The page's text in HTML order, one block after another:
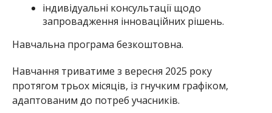
індивідуальні консультації щодо
запровадження інноваційних рішень.
Навчальна програма безкоштовна.
Навчання триватиме з вересня 2025 року
протягом трьох місяців, із гнучким графіком,
адаптованим до потреб учасників.